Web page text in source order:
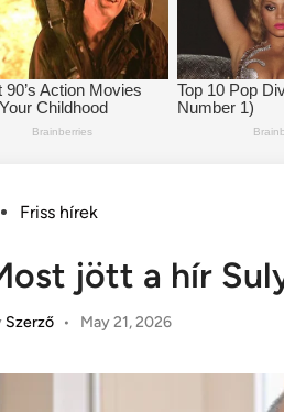
Friss hírek
jött a hír
Szerző • May 21, 2026